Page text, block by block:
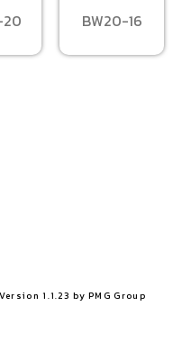
20 BW20-16
1.1.23 by PMG Group